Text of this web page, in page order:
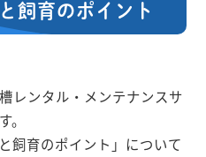
飼育のポイント
レンタル・メンテナンスサ
。
飼育のポイント」について